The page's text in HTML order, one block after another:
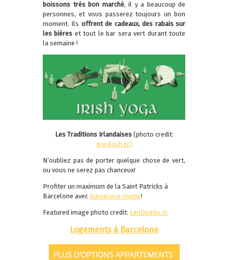
boissons très bon marché, il y a beaucoup de
personnes, et vous passerez toujours un bon
moment. Ils offrent de cadeaux, des rabais sur
les bières et tout le bar sera vert durant toute
la semaine !
Les Traditions Irlandaises(photo credit:
greyloch cc)
N’oubliez pas de porter quelque chose de vert,
ou vous ne serez pas chanceux!
Profiter un maximum de la Saint Patricks à
Barcelone avec Barcelona-Home!
Featured image photo credit: LenDog64 cc
Logements à Barcelone